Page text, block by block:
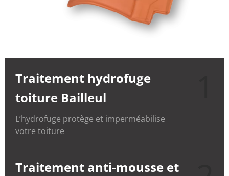
Traitement hydrofuge
toiture Bailleul
L’hydrofuge protège et imperméabilise
votre toiture
Traitement anti-mousse et